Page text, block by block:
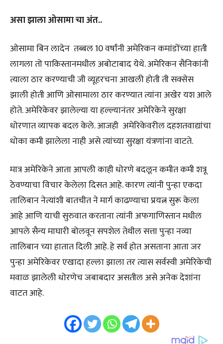
असा झाला ओसामा चा अंत..
ओसामा बिन लादेन तब्बल 10 वर्षांनी अमेरिकन कमांडोंच्या हाती
लागला तो पाकिस्तानमधील अबोटाबाद येथे. अमेरिकन सैनिकांनी
त्याला ठार करण्याची जी व्यूहरचना आखली होती ती सक्सेस
झाली होती आणि ओसामाला ठार करण्यात त्यांना अखेर यश आले
होते. अमेरिकेवर झालेल्या या हल्ल्यानंतर अमेरिकेने सुरक्षा
धोरणात व्यापक बदल केले. आजही अमेरिकेवरील दहशतवाद्यांचा
धोका कमी झालेला नाही असे त्यांच्या सुरक्षा यंत्रणांना वाटते.
मात्र अमेरिकेने आता आपली काही धोरणे बदलून कमीत कमी शत्रू
ठेवण्याचा विचार केलेला दिसत आहे. कारण त्यांनी पुन्हा एकदा
तालिबान नेत्यांशी बातचीत ने मार्ग काढण्याचा प्रयत्न सुरू केला
आहे आणि याची सुरुवात करताना त्यांनी अफगाणिस्तान मधील
आपले सैन्य माघारी बोलवून सपशेल तेथील सत्ता पुन्हा नव्या
तालिबान च्या हातात दिली आहे. हे सर्व होत असताना आता जर
पुन्हा अमेरिकेवर एखादा हल्ला झाला तर त्यास सर्वस्वी अमेरिकेची
मवाळ झालेली धोरणेच जबाबदार असतील असे अनेक देशांना
वाटत आहे.